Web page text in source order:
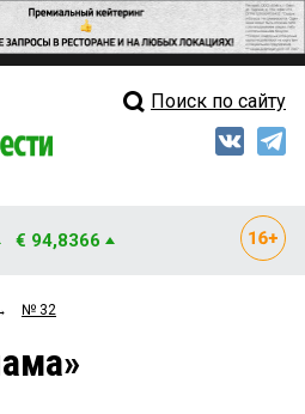
Свежий выпускПоиск по сайту
€ 94,8366
№ 32